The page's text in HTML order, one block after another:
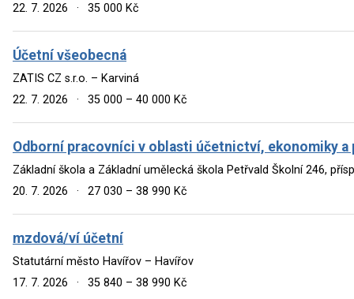
22. 7. 2026
· 35 000 Kč
Účetní všeobecná
ZATIS CZ s.r.o. – Karviná
22. 7. 2026
· 35 000 – 40 000 Kč
Odborní pracovníci v oblasti účetnictví, ekonomiky
Základní škola a Základní umělecká škola Petřvald Školní 246,
20. 7. 2026
· 27 030 – 38 990 Kč
mzdová/ví účetní
Statutární město Havířov – Havířov
17. 7. 2026
· 35 840 – 38 990 Kč